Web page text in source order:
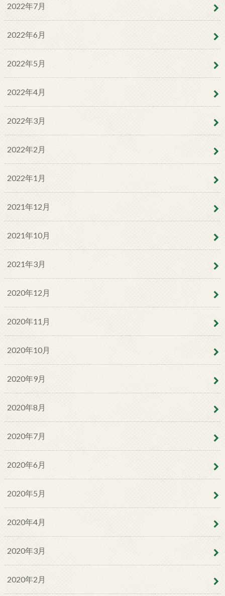
2022年7月
2022年6月
2022年5月
2022年4月
2022年3月
2022年2月
2022年1月
2021年12月
2021年10月
2021年3月
2020年12月
2020年11月
2020年10月
2020年9月
2020年8月
2020年7月
2020年6月
2020年5月
2020年4月
2020年3月
2020年2月